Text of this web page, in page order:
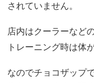
されていません。
店内はクーラーなど
トレーニング時は体
なのでチョコザップ